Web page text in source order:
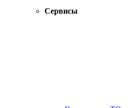
Сервисы